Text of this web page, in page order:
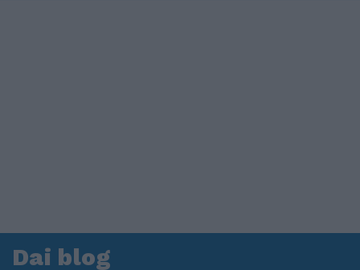
Dai blog